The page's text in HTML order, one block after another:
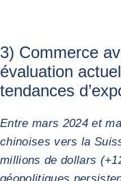
3) Commerce
évaluation
tendances
Entre mars 2024 et
chinoises vers la
millions de dollars